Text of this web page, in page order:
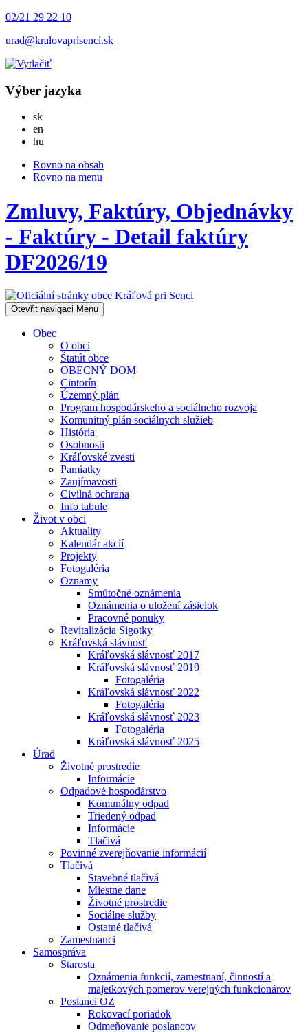
02/21 29 22 10
urad@kralovaprisenci.sk
Výber jazyka
skSlovensky
en
hu
Rovno na obsah
Rovno na menu
Zmluvy, Faktúry, Objednávky
- Faktúry - Detail faktúry
DF2026/19
Otevřit navigaci Menu
Obec
O obci
Štatút obce
OBECNÝ DOM
Cintorín
Územný plán
Program hospodárskeho a sociálneho rozvoja
Komunitný plán sociálnych služieb
História
Osobnosti
Kráľovské zvesti
Pamiatky
Zaujímavosti
Civilná ochrana
Info tabule
Život v obci
Aktuality
Kalendár akcií
Projekty
Fotogaléria
Oznamy
Smútočné oznámenia
Oznámenia o uložení zásielok
Pracovné ponuky
Revitalizácia Sigotky
Kráľovská slávnosť
Kráľovská slávnosť 2017
Kráľovská slávnosť 2019
Fotogaléria
Kráľovská slávnosť 2022
Fotogaléria
Kráľovská slávnosť 2023
Fotogaléria
Kráľovská slávnosť 2025
Úrad
Životné prostredie
Informácie
Odpadové hospodárstvo
Komunálny odpad
Triedený odpad
Informácie
Tlačivá
Povinné zverejňovanie informácií
Tlačivá
Stavebné tlačivá
Miestne dane
Životné prostredie
Sociálne služby
Ostatné tlačivá
Zamestnanci
Samospráva
Starosta
Oznámenia funkcií, zamestnaní, činností a
majetkových pomerov verejných funkcionárov
Poslanci OZ
Rokovací poriadok
Odmeňovanie poslancov